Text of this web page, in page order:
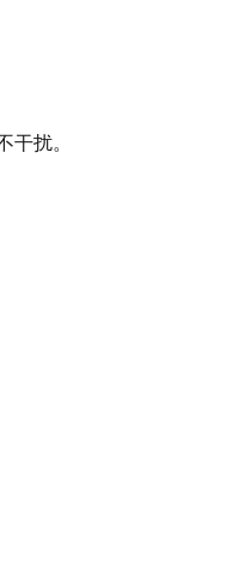
干扰。